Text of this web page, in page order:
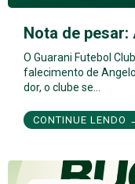
Nota de
O Guarani Futebol
falecimento de
dor, o clube se…
CONTINUE LENDO